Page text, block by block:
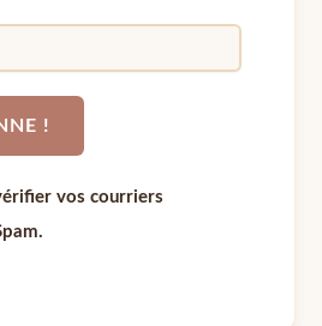
vos courriers